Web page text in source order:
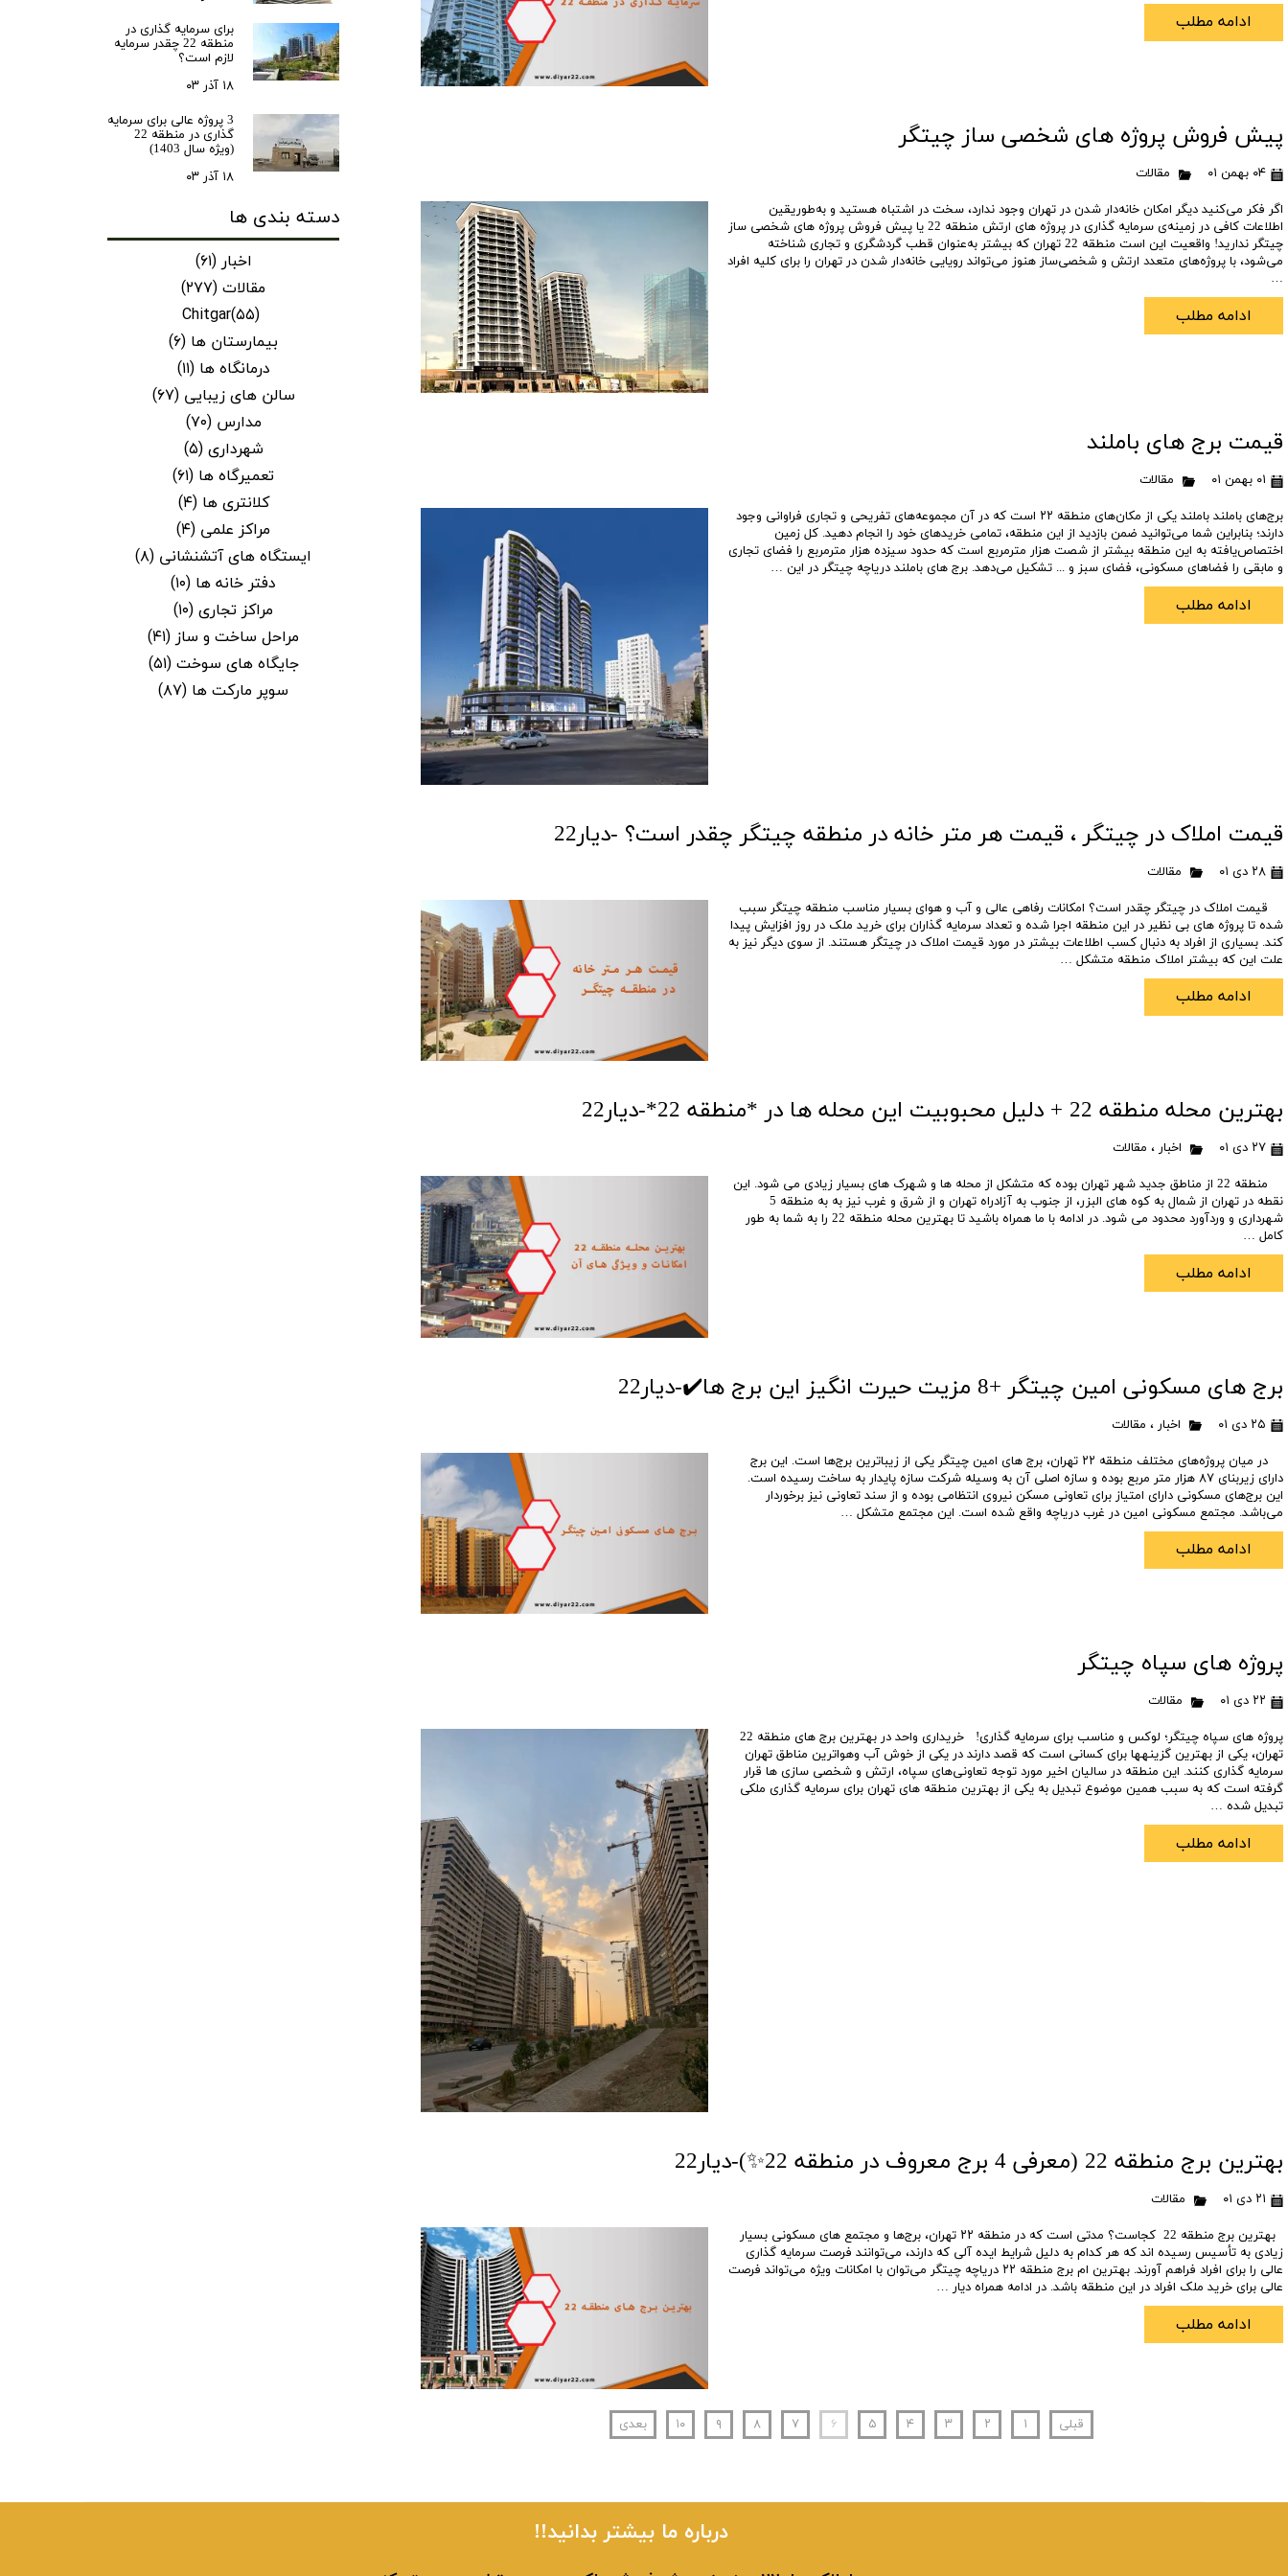
تعاونی مسکن شرکت نفت
تعاونی آرین سازه
تعاونی ایرانسازه
تعاونی مسکن بانک ملی
تعاونی توسعه همت
پهنه c شهرک چیتگر (پارت 1)
پروژه های بتاجا
اخبار پروژه چیتگر
بهترین پهنه چیتگر
پروژه های شخصی ساز و تعاونی ساز
تعاونی مدیران شهرداری( منابع انسانی)
ادامه مطلب
پیش فروش پروژه های شخصی ساز چیتگر
۰۴ بهمن ۰۱ مقالات
اگر فکر می‌کنید دیگر امکان خانه‌دار شدن در تهران وجود ندارد، سخت در اشتباه هستید و به‌طوریقین
اطلاعات کافی در زمینه‌ی سرمایه‌ گذاری در پروژه های ارتش منطقه 22 یا پیش فروش پروژه های شخصی ساز
چیتگر ندارید! واقعیت این است منطقه 22 تهران که بیشتر به‌عنوان قطب گردشگری و تجاری شناخته
می‌شود، با پروژه‌های متعدد ارتش و شخصی‌ساز هنوز می‌تواند رویایی خانه‌دار شدن در تهران را برای کلیه افراد
…
ادامه مطلب
قیمت برج های باملند
۰۱ بهمن ۰۱ مقالات
برج‌های باملند باملند یکی از مکان‌های منطقه ۲۲ است که در آن مجموعه‌های تفریحی و تجاری فراوانی وجود
دارند؛ بنابراین شما می‌توانید ضمن بازدید از این منطقه، تمامی خریدهای خود را انجام دهید. کل زمین
اختصاص‌یافته به این منطقه بیشتر از شصت هزار مترمربع است که حدود سیزده هزار مترمربع را فضای تجاری
و مابقی را فضاهای مسکونی، فضای سبز و ... تشکیل می‌دهد. برج های باملند دریاچه چیتگر در این …
ادامه مطلب
قیمت املاک در چیتگر ، قیمت هر متر خانه در منطقه چیتگر چقدر است؟ -دیار22
۲۸ دی ۰۱ مقالات
قیمت املاک در چیتگر چقدر است؟ امکانات رفاهی عالی و آب و هوای بسیار مناسب منطقه چیتگر سبب
شده تا پروژه های بی نظیر در این منطقه اجرا شده و تعداد سرمایه گذاران برای خرید ملک در روز افزایش پیدا
کند. بسیاری از افراد به دنبال کسب اطلاعات بیشتر در مورد قیمت املاک در چیتگر هستند. از سوی دیگر نیز به
علت این که بیشتر املاک منطقه متشکل …
ادامه مطلب
بهترین محله منطقه 22 + دلیل محبوبیت این محله ها در *منطقه 22*-دیار22
۲۷ دی ۰۱ اخبار ، مقالات
منطقه 22 از مناطق جدید شهر تهران بوده که متشکل از محله ها و شهرک های بسیار زیادی می شود. این
نقطه در تهران از شمال به کوه های البزر، از جنوب به آزادراه تهران و از شرق و غرب نیز به به منطقه 5
شهرداری و وردآورد محدود می شود. در ادامه با ما همراه باشید تا بهترین محله منطقه 22 را به شما به طور
کامل …
ادامه مطلب
برج های مسکونی امین چیتگر +8 مزیت حیرت انگیز این برج ها✔️-دیار22
۲۵ دی ۰۱ اخبار ، مقالات
در میان پروژه‌های مختلف منطقه ۲۲ تهران، برج های امین چیتگر یکی از زیباترین برج‌ها است. این برج
دارای زیربنای ۸۷ هزار متر مربع بوده و سازه اصلی آن به وسیله شرکت سازه پایدار به ساخت رسیده است.
این برج‌های مسکونی دارای امتیاز برای تعاونی مسکن نیروی انتظامی بوده و از سند تعاونی نیز برخوردار
می‌باشد. مجتمع مسکونی امین در غرب دریاچه واقع شده ‌است. این مجتمع متشکل …
ادامه مطلب
پروژه های سپاه چیتگر
۲۲ دی ۰۱ مقالات
پروژه های سپاه چیتگر؛ لوکس و مناسب برای سرمایه ‏‎گذاری! خریداری واحد در بهترین برج های منطقه 22
تهران، یکی از بهترین گزینه‎ها برای کسانی است که قصد دارند در یکی از خوش‌ آب ‎وهواترین مناطق تهران
سرمایه‎ گذاری کنند. این منطقه در سالیان اخیر مورد توجه تعاونی‌های سپاه، ارتش و شخصی ‎سازی ‎ها قرار
گرفته است که به سبب همین موضوع تبدیل به یکی از بهترین منطقه‎ های تهران برای سرمایه‎ گذاری ملکی
تبدیل شده …
ادامه مطلب
بهترین برج منطقه 22 (معرفی 4 برج معروف در منطقه 22✨)-دیار22
۲۱ دی ۰۱ مقالات
بهترین برج منطقه 22 کجاست؟ مدتی است که در منطقه ۲۲ تهران، برج‌ها و مجتمع‌ های مسکونی بسیار
زیادی به تأسیس رسیده‌ اند که هر کدام به دلیل شرایط ایده ‌آلی که دارند، می‌توانند فرصت سرمایه‌ گذاری
عالی را برای افراد فراهم آورند. بهترین ام برج منطقه ۲۲ دریاچه چیتگر می‌توان با امکانات ویژه می‌تواند فرصت
عالی برای خرید ملک افراد در این منطقه باشد. در ادامه همراه دیار …
ادامه مطلب
قبلی ۱ ۲ ۳ ۴ ۵ ۶ ۷ ۸ ۹ ۱۰ بعدی
برای سرمایه‌ گذاری در
منطقه 22 چقدر سرمایه
لازم است؟
۱۸ آذر ۰۳
3 پروژه عالی برای سرمایه
گذاری در منطقه 22
(ویژه سال 1403)
۱۸ آذر ۰۳
دسته بندی ها
اخبار (۶۱)
مقالات(۲۷۷)
Chitgar(۵۵)
بیمارستان ها (۶)
درمانگاه ها (۱۱)
سالن های زیبایی (۶۷)
مدارس (۷۰)
شهرداری(۵)
تعمیرگاه ها (۶۱)
کلانتری ها (۴)
مراکز علمی (۴)
ایستگاه های آتشنشانی (۸)
دفتر خانه ها (۱۰)
مراکز تجاری(۱۰)
مراحل ساخت و ساز (۴۱)
جایگاه های سوخت(۵۱)
سوپر مارکت ها (۸۷)
​​درباره ما بیشتر بدانید!!